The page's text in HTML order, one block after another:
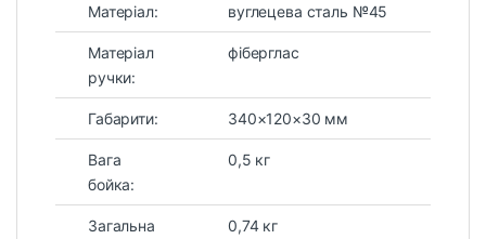
Матеріал: вуглецева сталь №45
Матеріал
ручки:
фіберглас
Габарити: 340×120×30 мм
Вага
бойка:
0,5 кг
Загальна
0,74 кг